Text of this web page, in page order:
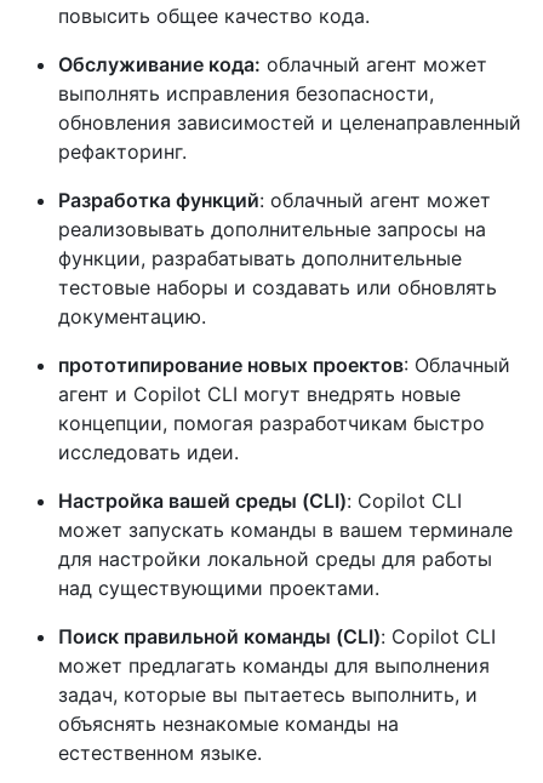
повысить общее качество кода.
Обслуживание кода: облачный агент может
выполнять исправления безопасности,
обновления зависимостей и целенаправленный
рефакторинг.
Разработка функций: облачный агент может
реализовывать дополнительные запросы на
функции, разрабатывать дополнительные
тестовые наборы и создавать или обновлять
документацию.
прототипирование новых проектов: Облачный
агент и Copilot CLI могут внедрять новые
концепции, помогая разработчикам быстро
исследовать идеи.
Настройка вашей среды (CLI): Copilot CLI
может запускать команды в вашем терминале
для настройки локальной среды для работы
над существующими проектами.
Поиск правильной команды (CLI): Copilot CLI
может предлагать команды для выполнения
задач, которые вы пытаетесь выполнить, и
объяснять незнакомые команды на
естественном языке.